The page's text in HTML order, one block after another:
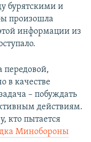
бурятскими и
произошла
информации из
в качестве
– побуждать
действиям.
кто пытается
Минобороны